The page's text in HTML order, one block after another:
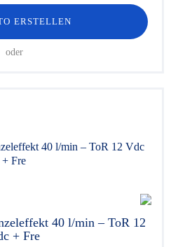
ERSTELLEN
oder
40 l/min – ToR 12
+ Fre